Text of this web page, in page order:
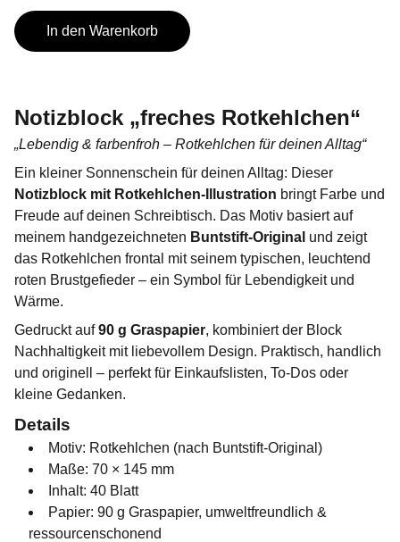
In den Warenkorb
Notizblock „freches Rotkehlchen“
„Lebendig & farbenfroh – Rotkehlchen für deinen Alltag“
Ein kleiner Sonnenschein für deinen Alltag: Dieser
Notizblock mit Rotkehlchen-Illustration bringt Farbe und
Freude auf deinen Schreibtisch. Das Motiv basiert auf
meinem handgezeichneten Buntstift-Original und zeigt
das Rotkehlchen frontal mit seinem typischen, leuchtend
roten Brustgefieder – ein Symbol für Lebendigkeit und
Wärme.
Gedruckt auf90 g Graspapier, kombiniert der Block
Nachhaltigkeit mit liebevollem Design. Praktisch, handlich
und originell – perfekt für Einkaufslisten, To-Dos oder
kleine Gedanken.
Details
Motiv: Rotkehlchen (nach Buntstift-Original)
Maße: 70 × 145 mm
Inhalt: 40 Blatt
Papier: 90 g Graspapier, umweltfreundlich &
ressourcenschonend